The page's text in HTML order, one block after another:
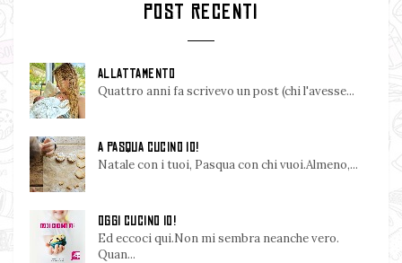
POST RECENTI
ALLATTAMENTO
Quattro anni fa scrivevo un post (chi l'avesse...
A PASQUA CUCINO IO!
Natale con i tuoi, Pasqua con chi vuoi.Almeno,...
OGGI CUCINO IO!
Ed eccoci qui.Non mi sembra neanche vero.
Quan...